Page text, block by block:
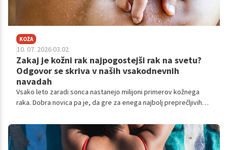
KOŽA
10. 07. 2026 03.02
Zakaj je kožni rak najpogostejši rak na svetu?
Odgovor se skriva v naših vsakodnevnih
navadah
Vsako leto zaradi sonca nastanejo milijoni primerov kožnega
raka. Dobra novica pa je, da gre za enega najbolj preprečljivih